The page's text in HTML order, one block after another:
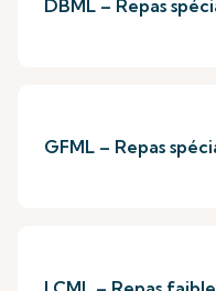
DBML – Repas
GFML – Repas